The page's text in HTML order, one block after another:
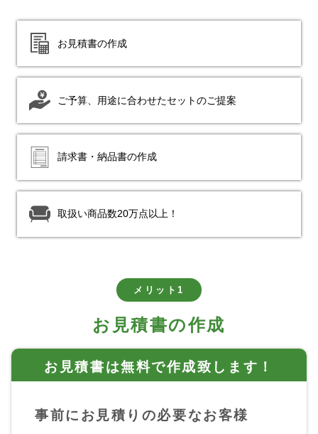
お見積書の作成
ご予算、用途に合わせたセットのご提案
請求書・納品書の作成
取扱い商品数20万点以上！
メリット1
お見積書の作成
お見積書は無料で作成致します！
事前にお見積りの必要なお客様